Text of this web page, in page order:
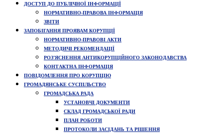
ДОСТУП ДО ПУБЛІЧНОЇ ІНФОРМАЦІЇ
НОРМАТИВНО-ПРАВОВА ІНФОРМАЦІЯ
ЗВІТИ
ЗАПОБІГАННЯ ПРОЯВАМ КОРУПЦІЇ
НОРМАТИВНО-ПРАВОВІ АКТИ
МЕТОДИЧІ РЕКОМЕНДАЦІЇ
РОЗ’ЯСНЕННЯ АНТИКОРУПЦІЙНОГО ЗАКОНОДАВСТВА
КОНТАКТНА ІНФОРМАЦІЯ
ПОВІДОМЛЕННЯ ПРО КОРУПЦІЮ
ГРОМАДЯНСЬКЕ СУСПІЛЬСТВО
ГРОМАДСЬКА РАДА
УСТАНОВЧІ ДОКУМЕНТИ
СКЛАД ГРОМАДСЬКОЇ РАДИ
ПЛАН РОБОТИ
ПРОТОКОЛИ ЗАСІДАНЬ ТА РІШЕННЯ